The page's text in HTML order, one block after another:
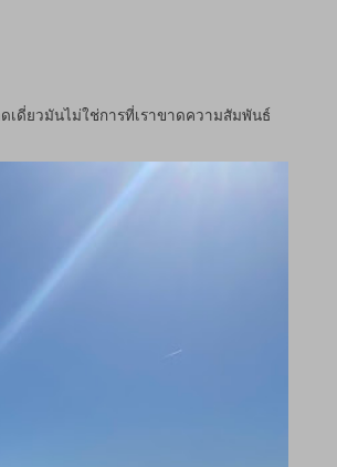
เดี่ยวมันไม่ใช่การที่เราขาดความสัมพันธ์